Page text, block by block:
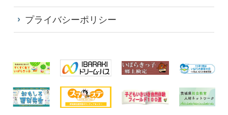
プライバシーポリシー